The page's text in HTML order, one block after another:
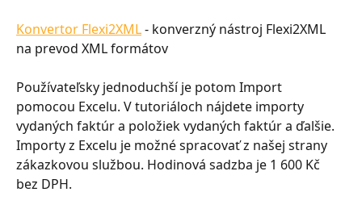
Konvertor Flexi2XML - konverzný nástroj Flexi2XML
na prevod XML formátov
Používateľsky jednoduchší je potom Import
pomocou Excelu. V tutoriáloch nájdete importy
vydaných faktúr a položiek vydaných faktúr a ďalšie.
Importy z Excelu je možné spracovať z našej strany
zákazkovou službou. Hodinová sadzba je 1 600 Kč
bez DPH.